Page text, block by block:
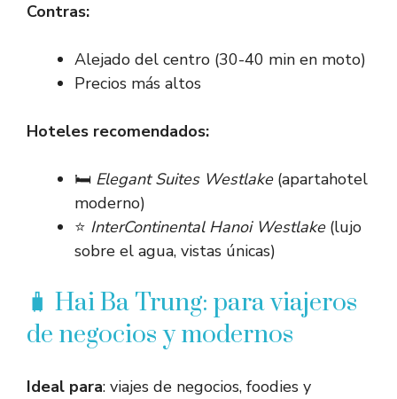
Contras:
Alejado del centro (30-40 min en moto)
Precios más altos
Hoteles recomendados:
🛏️ Elegant Suites Westlake(apartahotel
moderno)
⭐ InterContinental Hanoi Westlake(lujo
sobre el agua, vistas únicas)
🧳 Hai Ba Trung: para viajeros
de negocios y modernos
Ideal para: viajes de negocios, foodies y